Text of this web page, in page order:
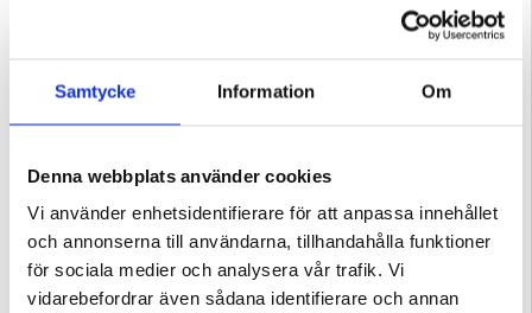
Samtycke Information Om
Denna webbplats använder cookies
Vi använder enhetsidentifierare för att anpassa innehållet
och annonserna till användarna, tillhandahålla funktioner
för sociala medier och analysera vår trafik. Vi
vidarebefordrar även sådana identifierare och annan
- Snyggt tillbehör: Använd fodralet för att komplettera din personliga stil och ge
Anledningar att köpa
TPU-fodralet är ett måste för alla som vill skydda sin Nothing Phone (3) utan att
ger det här fodralet den tillförlitlighet och stil du behöver för att hålla din enhet
Intressanta fakta om TPU-telefonfodral
- Flexibelt men ändå tåligt: TPU (termoplastisk polyuretan) är känt för sin unika
kombination av flexibilitet och styrka, vilket gör det idealiskt för skyddande
telefonskal.
- Återvinningsbart material: TPU är ett mer miljövänligt alternativ jämfört med
vissa andra plaster, eftersom det är återvinningsbart och har en lägre
miljöpåverkan under produktionen.